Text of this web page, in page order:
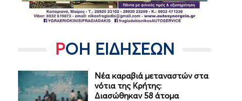
ΡΟΗ ΕΙΔΗΣΕΩΝ
Νέα καραβιά μεταναστών στα
νότια της Κρήτης:
Διασώθηκαν 58 άτομα